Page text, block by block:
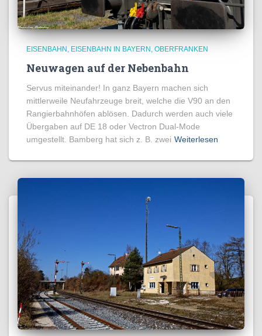
EISENBAHN EISENBAHN IN BAYERN OBERFRANKEN
Neuwagen auf der Nebenbahn
Servus miteinander! In ganz Bayern machen sich
mittlerweile Neufahrzeuge breit, welche die V90 an den
Rangierbahnhöfen ablösen. Dadurch werden auch viele
Übergaben auf DE 18 oder Vectron Dual-Mode
umgestellt. Bamberg hat sich z. B. zwei Weiterlesen